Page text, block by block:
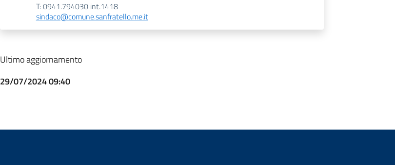
T: 0941.794030 int.1418
sindaco@comune.sanfratello.me.it
Ultimo aggiornamento
29/07/2024 09:40